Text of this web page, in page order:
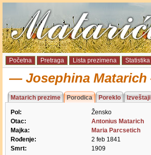
Početna Pretraga Lista prezimena Statistika
Josephina Matarich
Matarich prezime Porodica Poreklo Izveštaji
Pol:
Žensko
Otac:
Antonius Matarich
Majka:
Maria Parcsetich
Rođenje:
2 feb 1841
Smrt:
1909